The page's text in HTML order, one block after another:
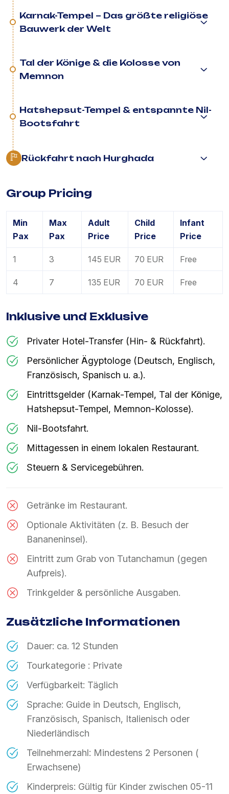
Karnak-Tempel – Das größte religiöse
Bauwerk der Welt
Tal der Könige & die Kolosse von
Memnon
Hatshepsut-Tempel & entspannte Nil-
Bootsfahrt
Rückfahrt nach Hurghada
Group Pricing
Min
Pax
Max
Pax
Adult
Price
Child
Price
Infant
Price
1 3 145 EUR 70 EUR Free
4 7 135 EUR 70 EUR Free
Inklusive und Exklusive
Privater Hotel-Transfer (Hin- & Rückfahrt).
Persönlicher Ägyptologe (Deutsch, Englisch,
Französisch, Spanisch u. a.).
Eintrittsgelder (Karnak-Tempel, Tal der Könige,
Hatshepsut-Tempel, Memnon-Kolosse).
Nil-Bootsfahrt.
Mittagessen in einem lokalen Restaurant.
Steuern & Servicegebühren.
Getränke im Restaurant.
Optionale Aktivitäten (z. B. Besuch der
Bananeninsel).
Eintritt zum Grab von Tutanchamun (gegen
Aufpreis).
Trinkgelder & persönliche Ausgaben.
Zusätzliche Informationen
Dauer: ca. 12 Stunden
Tourkategorie : Private
Verfügbarkeit: Täglich
Sprache: Guide in Deutsch, Englisch,
Französisch, Spanisch, Italienisch oder
Niederländisch
Teilnehmerzahl: Mindestens 2 Personen (
Erwachsene)
Kinderpreis: Gültig für Kinder zwischen 05-11